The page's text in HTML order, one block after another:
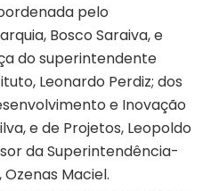
pelo
Bosco Saraiva, e
do superintendente
Leonardo Perdiz; dos
e Inovação
e de Projetos, Leopoldo
da Superintendência-
Maciel.